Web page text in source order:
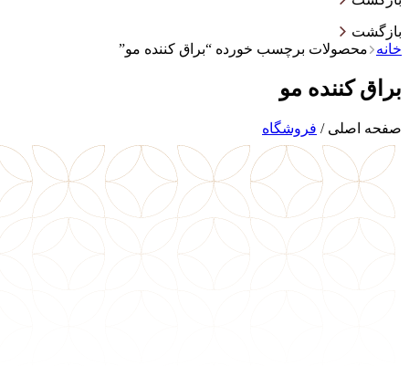
بازگشت
خانه
محصولات برچسب خورده “براق کننده مو”
براق کننده مو
صفحه اصلی / فروشگاه